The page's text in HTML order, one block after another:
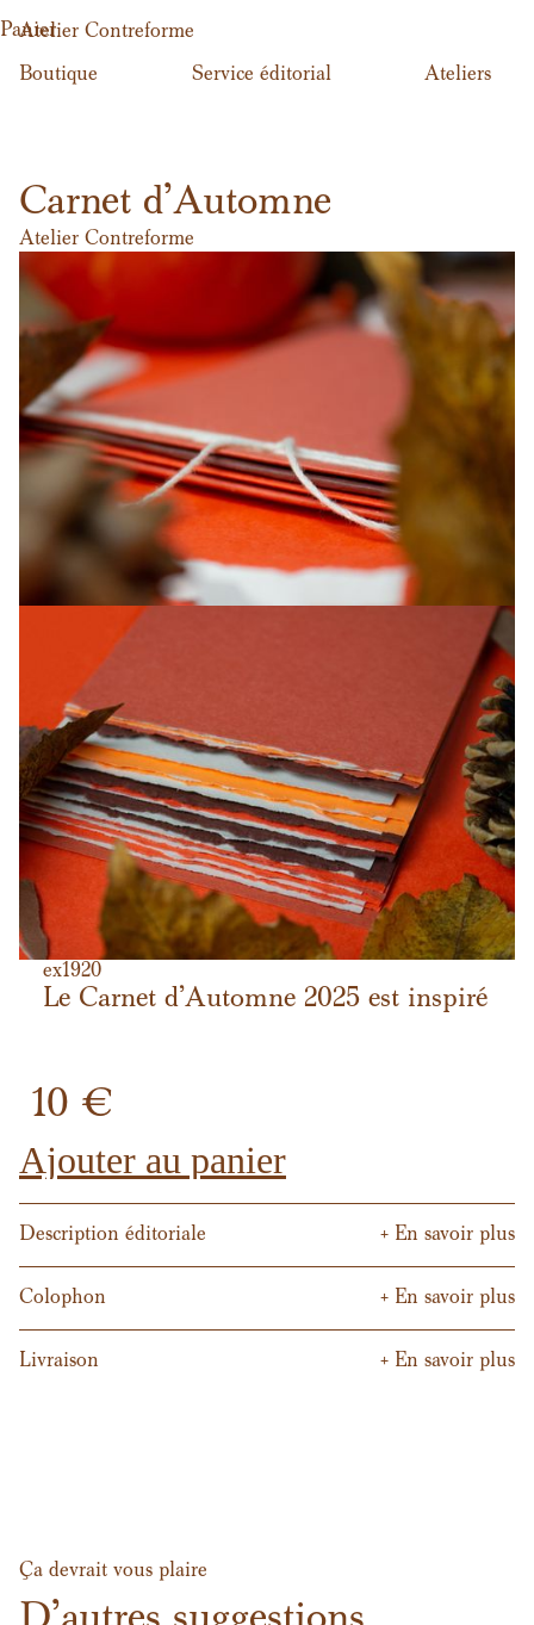
Atelier Contreforme
Boutique Service éditorial Ateliers
Panier
Carnet d'Automne
Atelier Contreforme
1920
ex
Le Carnet d'Automne 2025 est inspiré
10 €
Description éditoriale + En savoir plus
Colophon + En savoir plus
Livraison + En savoir plus
Ça devrait vous plaire